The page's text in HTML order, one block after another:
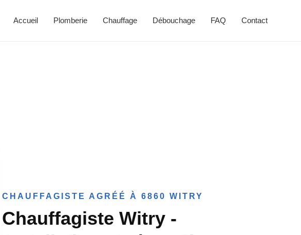
Accueil Plomberie Chauffage Débouchage FAQ Contact
CHAUFFAGISTE AGRÉÉ À 6860 WITRY
Chauffagiste Witry -